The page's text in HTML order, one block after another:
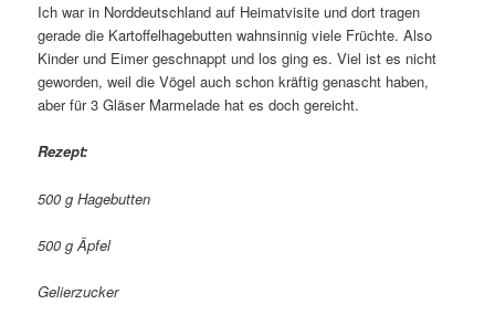
Ich war in Norddeutschland auf Heimatvisite und dort tragen
gerade die Kartoffelhagebutten wahnsinnig viele Früchte. Also
Kinder und Eimer geschnappt und los ging es. Viel ist es nicht
geworden, weil die Vögel auch schon kräftig genascht haben,
aber für 3 Gläser Marmelade hat es doch gereicht.
Rezept:
500 g Hagebutten
500 g Äpfel
Gelierzucker